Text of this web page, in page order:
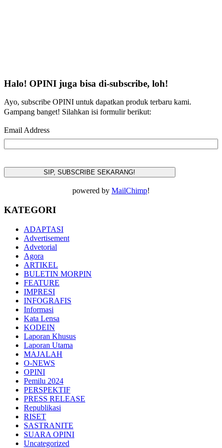
Halo! OPINI juga bisa di-subscribe, loh!
Ayo, subscribe OPINI untuk dapatkan produk terbaru kami.
Gampang banget! Silahkan isi formulir berikut:
Email Address
powered by MailChimp!
KATEGORI
ADAPTASI
Advertisement
Advetorial
Agora
ARTIKEL
BULETIN MORPIN
FEATURE
IMPRESI
INFOGRAFIS
Informasi
Kata Lensa
KODEIN
Laporan Khusus
Laporan Utama
MAJALAH
O-NEWS
OPINI
Pemilu 2024
PERSPEKTIF
PRESS RELEASE
Republikasi
RISET
SASTRANITE
SUARA OPINI
Uncategorized